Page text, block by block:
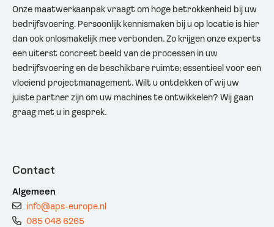
Onze maatwerkaanpak vraagt om hoge betrokkenheid bij uw
bedrijfsvoering. Persoonlijk kennismaken bij u op locatie is hier
dan ook onlosmakelijk mee verbonden. Zo krijgen onze experts
een uiterst concreet beeld van de processen in uw
bedrijfsvoering en de beschikbare ruimte; essentieel voor een
vloeiend projectmanagement. Wilt u ontdekken of wij uw
juiste partner zijn om uw machines te ontwikkelen? Wij gaan
graag met u in gesprek.
Contact
Algemeen
info@aps-europe.nl
085 048 6265